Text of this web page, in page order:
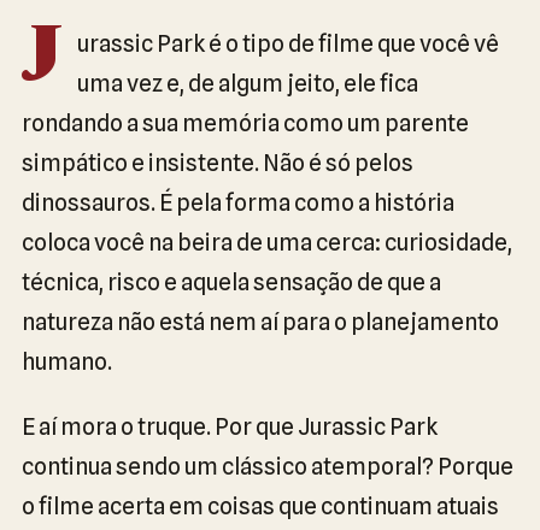
J
urassic Park é o tipo de filme que você vê
uma vez e, de algum jeito, ele fica
rondando a sua memória como um parente
simpático e insistente. Não é só pelos
dinossauros. É pela forma como a história
coloca você na beira de uma cerca: curiosidade,
técnica, risco e aquela sensação de que a
natureza não está nem aí para o planejamento
humano.
E aí mora o truque. Por que Jurassic Park
continua sendo um clássico atemporal? Porque
o filme acerta em coisas que continuam atuais